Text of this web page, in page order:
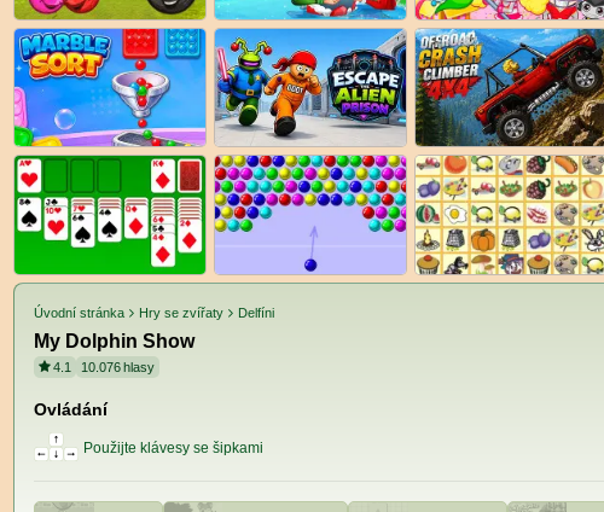
Úvodní stránka Hry se zvířaty Delfíni
My Dolphin Show
4.1 10.076hlasy
Ovládání
Použijte klávesy se šipkami